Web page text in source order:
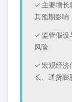
✓ 主要增长
其预期影响
✓ 监管假设
风险
✓ 宏观经济
长、通货膨